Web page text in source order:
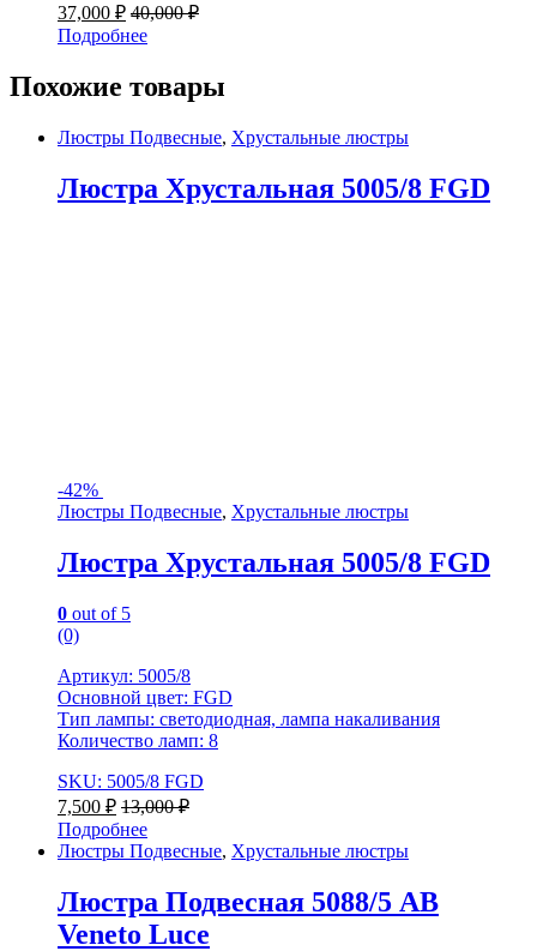
37,000 ₽ 40,000₽
Подробнее
Похожие товары
Люстры Подвесные, Хрустальные люстры
Люстра Хрустальная 5005/8 FGD
-42%
Люстры Подвесные, Хрустальные люстры
Люстра Хрустальная 5005/8 FGD
0 out of 5
(0)
Артикул: 5005/8
Основной цвет: FGD
Тип лампы: светодиодная, лампа накаливания
Количество ламп: 8
SKU: 5005/8 FGD
7,500 ₽ 13,000₽
Подробнее
Люстры Подвесные, Хрустальные люстры
Люстра Подвесная 5088/5 AB
Veneto Luce